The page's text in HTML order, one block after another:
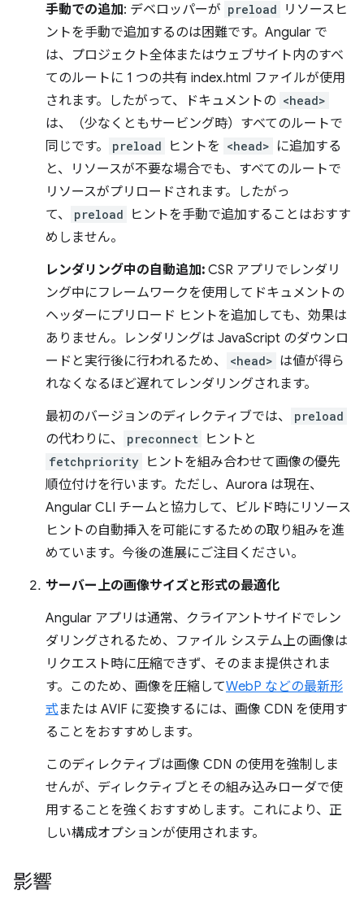
手動での追加: デベロッパーが preload
リソースヒ
ントを手動で追加するのは困難です。Angular で
は、プロジェクト全体またはウェブサイト内のすべ
てのルートに 1 つの共有 index.html ファイルが使用
されます。したがって、ドキュメントの <head>
は、（少なくともサービング時）すべてのルートで
同じです。
preload ヒントを <head> に追加する
と、リソースが不要な場合でも、すべてのルートで
リソースがプリロードされます。したがっ
て、
preload
ヒントを手動で追加することはおすす
めしません。
レンダリング中の自動追加: CSR アプリでレンダリ
ング中にフレームワークを使用してドキュメントの
ヘッダーにプリロード ヒントを追加しても、効果は
ありません。レンダリングは JavaScript のダウンロ
ードと実行後に行われるため、
<head> は値が得ら
れなくなるほど遅れてレンダリングされます。
最初のバージョンのディレクティブでは、
preload
の代わりに、 preconnect ヒントと
fetchpriority ヒントを組み合わせて画像の優先
順位付けを行います。ただし、Aurora は現在、
Angular CLI チームと協力して、ビルド時にリソース
ヒントの自動挿入を可能にするための取り組みを進
めています。今後の進展にご注目ください。
サーバー上の画像サイズと形式の最適化
Angular アプリは通常、クライアントサイドでレン
ダリングされるため、ファイル システム上の画像は
リクエスト時に圧縮できず、そのまま提供されま
す。このため、画像を圧縮してWebP などの最新形
式 または AVIF に変換するには、画像 CDN を使用す
ることをおすすめします。
このディレクティブは画像 CDN の使用を強制しま
せんが、ディレクティブとその組み込みローダで使
用することを強くおすすめします。これにより、正
しい構成オプションが使用されます。
影響